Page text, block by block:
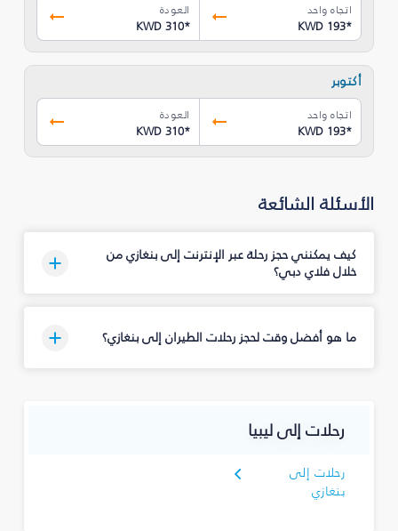
اتجاه واحد
KWD 193*
العودة
KWD 310*
أكتوبر
اتجاه واحد
KWD 193*
العودة
KWD 310*
الأسئلة الشائعة
كيف يمكنني حجز رحلة عبر الإنترنت إلى بنغازي من
خلال فلاي دبي؟
ما هو أفضل وقت لحجز رحلات الطيران إلى بنغازي؟
رحلات إلى ليبيا
رحلات إلى
بنغازي